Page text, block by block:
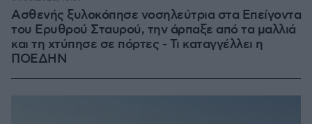
Ασθενής ξυλοκόπησε νοσηλεύτρια στα Επείγοντα
του Ερυθρού Σταυρού, την άρπαξε από τα μαλλιά
και τη χτύπησε σε πόρτες - Τι καταγγέλλει η
ΠΟΕΔΗΝ